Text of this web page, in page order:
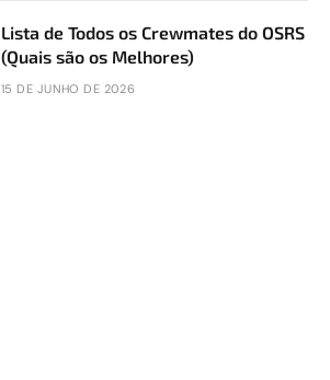
Lista de Todos os Crewmates do OSRS
(Quais são os Melhores)
15 DE JUNHO DE 2026